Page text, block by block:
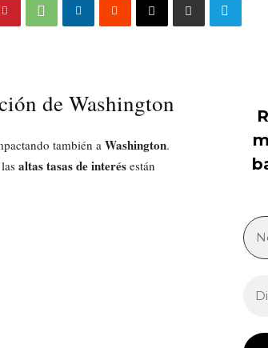
de Washington
también aWashington.
altas tasas de interés están